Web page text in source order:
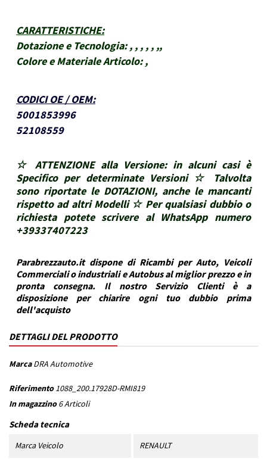
CARATTERISTICHE:
Dotazione e Tecnologia: , , , , , ,,
Colore e Materiale Articolo: ,
CODICI OE / OEM:
5001853996
52108559
☆ ATTENZIONE alla Versione: in alcuni casi è
Specifico per determinate Versioni ☆ Talvolta
sono riportate le DOTAZIONI, anche le mancanti
rispetto ad altri Modelli ☆ Per qualsiasi dubbio o
richiesta potete scrivere al WhatsApp numero
+39337407223
Parabrezzauto.it dispone di Ricambi per Auto, Veicoli
Commerciali o industriali e Autobus al miglior prezzo e in
pronta consegna. Il nostro Servizio Clienti è a
disposizione per chiarire ogni tuo dubbio prima
dell'acquisto
DETTAGLI DEL PRODOTTO
Marca DRA Automotive
Riferimento 1088_200.17928D-RMI819
In magazzino 6 Articoli
Scheda tecnica
Marca Veicolo RENAULT